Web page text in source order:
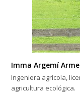
Imma Argemí
Ingeniera agrícola,
agricultura ecológica.